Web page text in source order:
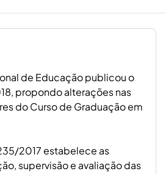
de Educação publicou o
propondo alterações nas
do Curso de Graduação em
2017 estabelece as
supervisão e avaliação das